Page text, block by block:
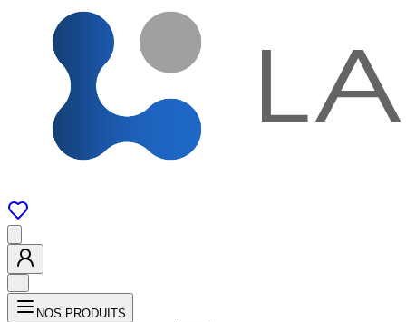
NOS PRODUITS